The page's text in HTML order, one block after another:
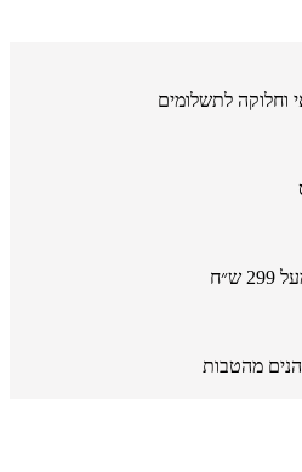
לתשלומים
מהטבות